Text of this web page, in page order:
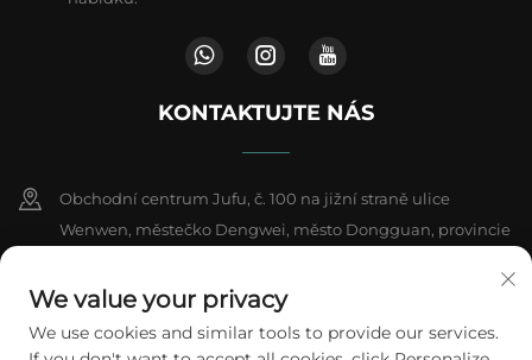
KONTAKTUJTE NÁS
Obchodní centrum Jufu, č. 100 na jižní straně ulice
Wenwen, městečko Dengwei, město Dongguan, provincie
+86-18802602550
We value your privacy
We use cookies and similar tools to provide our services.